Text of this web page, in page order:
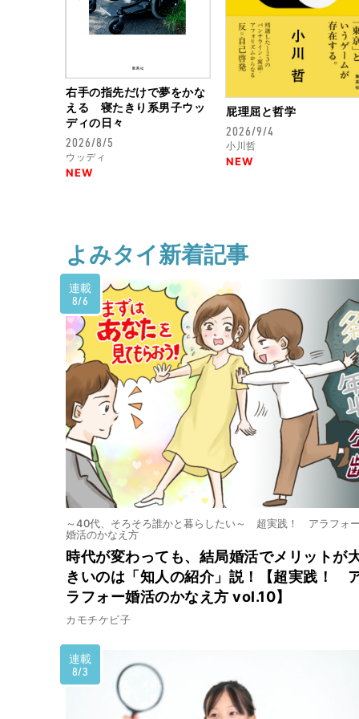
右手の指先だけで夢をかな
える 寝たきり系男子ウッ
ディの日々
2026/8/5
ウッディ
NEW
屁理屈と哲学
2026/9/4
小川哲
NEW
よみタイ新着記事
連載
8/6
～40代、そろそろ誰かと暮らしたい～ 超実践！ アラフォ
婚活のかなえ方
時代が変わっても、結局婚活でメリットが
きいのは「知人の紹介」説！【超実践！
ラフォー婚活のかなえ方 vol.10】
カモチケビ子
連載
8/3